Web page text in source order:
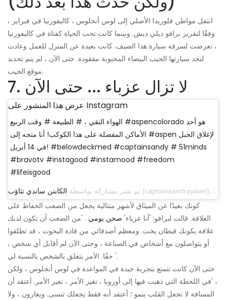
انتقل مواطن فلوريدا الأصلي إلى لوس أنجلوس ، كاليفورنيا في فبراير ،
وفقًا لتقرير برافو ديلي ديش. وبينما كانت تحب الحياة كفتاة في كاليفورنيا
، تعرضت لسرقة سيارة هذا الصيف. كانت بعيدة عن المنزل للعمل وعادت
لتجد سيارتها الجيب البيضاء المحبوبة مفقودة. حتى الآن ، لم يتم تحديد
موقع الجيب.
7. لا تزال عزباء ... حتى الآن
عرض هذا المنشور على Instagram
الهواء النقي ، # الطبيعة # وقت الربيع #aspencolorado هو أحد
الأماكن المفضلة على هذا الكوكب! أنا متجه إلى #aspen لإغلاق الجبل
في 14 أبريل! #belowdeckmed #captainsandy # 51minds
#bravotv #instagood #instamood #freedom
#lifeisgood
تم نشر مشاركة بواسطة الكابتن ساندي تثاؤب
كونك بعيدًا عن الميثاق لأشهر متتالية يجعل من الصعب الحفاظ على
العلاقة. قالت لبرافو: 'أنا عزباء' صحن يومي . 'من الصعب أن تكون لديك
علاقة بكونك قبطان يخت. ومعظم أصدقائي من قادة اليخوت ، قد تطلقوا
أو يتواصلون مع أشخاص في الصناعة ، وحتى الآن لم أقابل أي شخص ،
حقًا. الأمر يتعلق بالشخص بالنسبة لي '.
حتى الآن كانت تتمتع بتجربة جيدة في المواعدة في لوس أنجلوس ، ولكن
، 'في اللحظة التي ذهبت فيها إلى أوروبا ، تغير الأمر ، تغير الأمر. أعتقد أن
المسافة لا تجعل القلب ينمو ؛ أعتقد أنه فقط يجعلك تنسى. ويغارون ، ولا